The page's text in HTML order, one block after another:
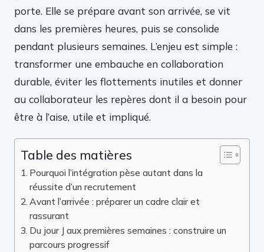
porte. Elle se prépare avant son arrivée, se vit
dans les premières heures, puis se consolide
pendant plusieurs semaines. L’enjeu est simple :
transformer une embauche en collaboration
durable, éviter les flottements inutiles et donner
au collaborateur les repères dont il a besoin pour
être à l’aise, utile et impliqué.
Table des matières
Pourquoi l’intégration pèse autant dans la
réussite d’un recrutement
Avant l’arrivée : préparer un cadre clair et
rassurant
Du jour J aux premières semaines : construire un
parcours progressif